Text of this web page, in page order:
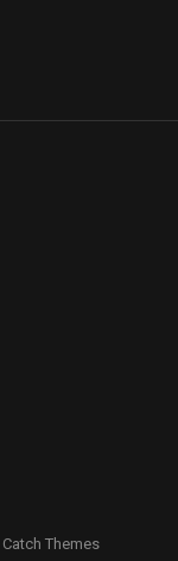
Catch Themes